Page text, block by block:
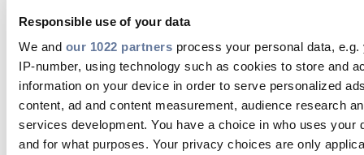
Responsible use of your data
We and our 1022 partners process your personal data, e.g.
IP-number, using technology such as cookies to store and
information on your device in order to serve personalized
content, ad and content measurement, audience research
services development. You have a choice in who uses your
and for what purposes. Your privacy choices are only
permettendoci di cogliere nuove
opportunità di business, ma segna
anche l'inizio di un processo che va
ad aumentare i nostri standard di